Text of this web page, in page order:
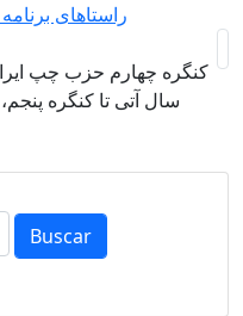
راستاهای
کنگره چهارم حزب چپ
سال آتی تا کنگره